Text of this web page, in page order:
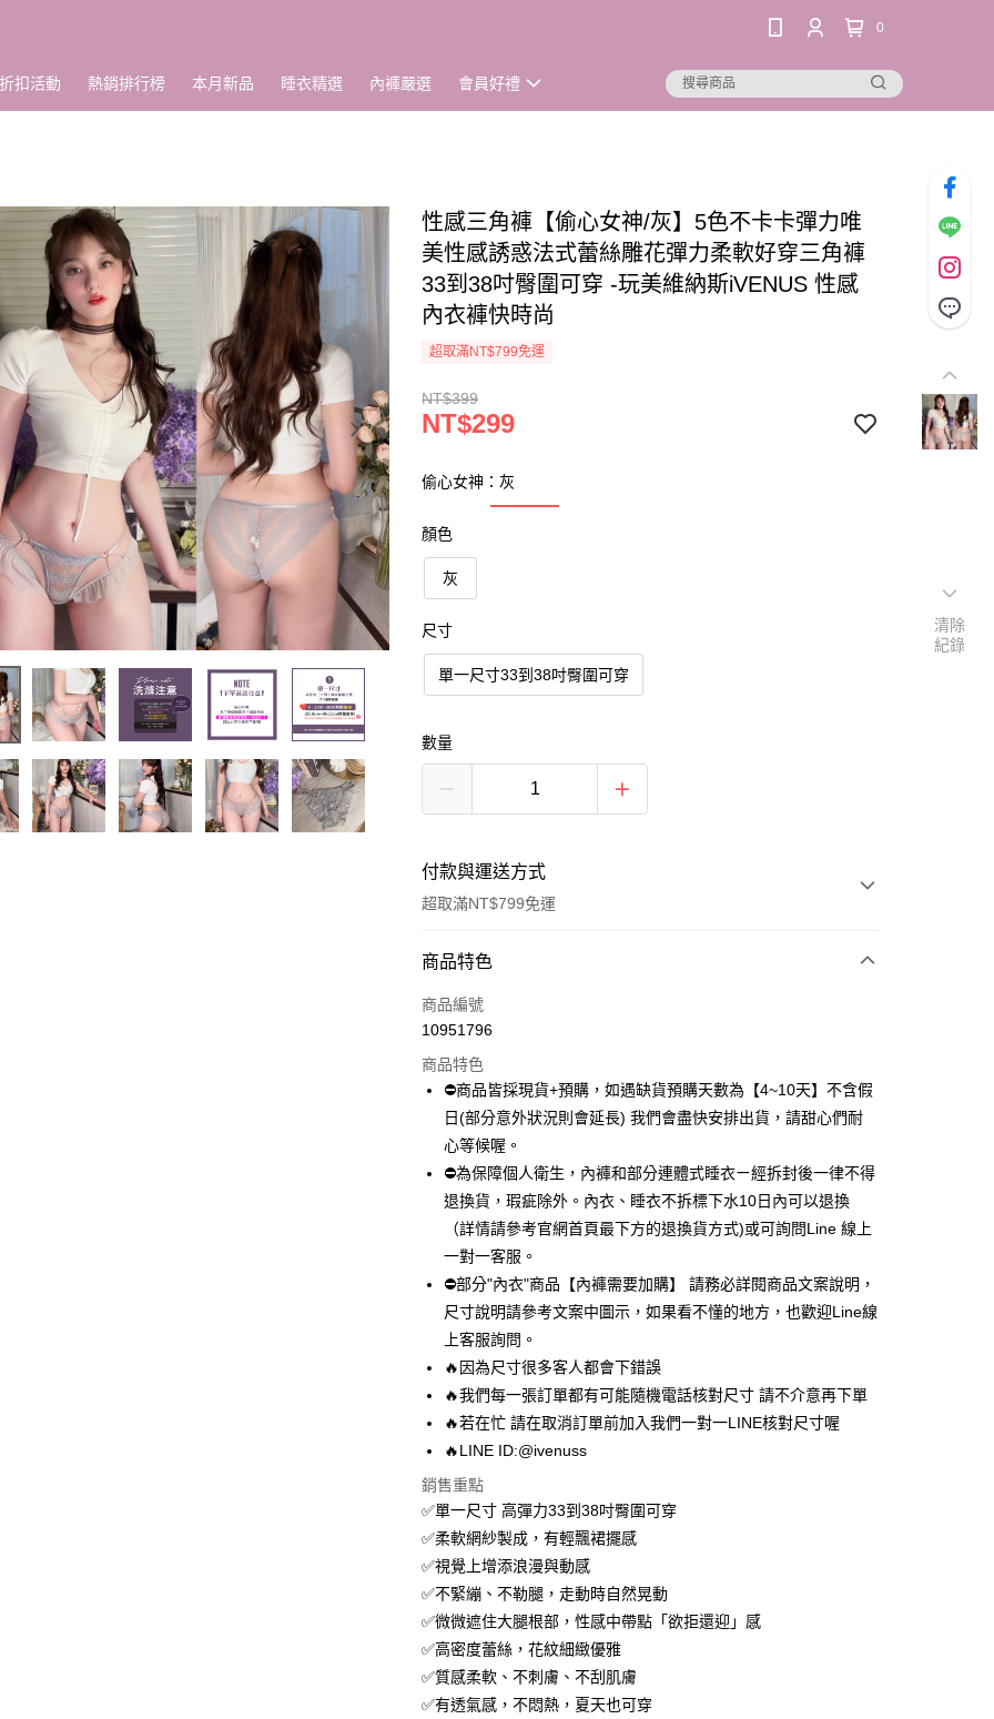
0
扣活動 熱銷排行榜 本月新品 睡衣精選 內褲嚴選 會員好禮
性感三角褲【偷心女神/灰】5色不卡卡彈力唯
美性感誘惑法式蕾絲雕花彈力柔軟好穿三角褲
33到38吋臀圍可穿 -玩美維納斯iVENUS 性感
內衣褲快時尚
超取滿NT$799免運
NT$399
NT$299
偷心女神：灰
顏色
灰
尺寸
單一尺寸33到38吋臀圍可穿
數量
付款與運送方式
超取滿NT$799免運
付款方式
信用卡一次付款
LINE Pay
Apple Pay
街口支付
悠遊付
全盈+PAY
AFTEE先享後付
相關說明
【關於「AFTEE先享後付」】
AFTEE先享後付是「在收到商品之後才付款」的支付方式。 讓您購物簡單
便利好安心！
１．簡單：不需註冊會員、不需綁卡、不需儲值。
２．便利：只要手機號碼，簡訊認證，即可結帳。
【「AFTEE先享後付」結帳流程】
１．於結帳方式選擇「AFTEE先享後付」後，將跳轉至「AFTEE先享後
付」結帳頁面，進行簡訊認證並確認金額後，即可完成結帳。
２．訂單成立數日內，您將收到繳費通知簡訊。
３．收到繳費通知簡訊後14天內，點擊此簡訊中的連結，可透過四大超商
／ATM／網路銀行／等多元方式進行付款，方視為交易完成。
※ 請注意：結帳手續完成當下不需立刻繳費，但若您需要取消訂單，請聯
絡購買商品的店家。未經商家同意取消之訂單仍視為有效，需透過AFTEE
※ 交易是否成功請以「AFTEE先享後付 」之結帳頁面顯示為準，若有關於
是否繳費成功／繳費後需取消欲退款等相關疑問，請聯繫「AFTEE先享後
付客戶支援中心」https://netprotections.freshdesk.com/support/home
ATM付款
運送方式
每筆NT$80，滿NT$799(含以上)免運費
付款後全家取貨
每筆NT$80，滿NT$799(含以上)免運費
每筆NT$80，滿NT$799(含以上)免運費
付款後萊爾富取貨
每筆NT$80，滿NT$799(含以上)免運費
商品特色
商品編號
10951796
商品特色
⛔商品皆採現貨+預購，如遇缺貨預購天數為【4~10天】不含假
日(部分意外狀況則會延長) 我們會盡快安排出貨，請甜心們耐
心等候喔。
⛔為保障個人衛生，內褲和部分連體式睡衣ㄧ經拆封後一律不得
退換貨，瑕疵除外。內衣、睡衣不拆標下水10日內可以退換
（詳情請參考官網首頁最下方的退換貨方式)或可詢問Line 線上
一對一客服。
⛔部分"內衣"商品【內褲需要加購】 請務必詳閱商品文案說明，
尺寸說明請參考文案中圖示，如果看不懂的地方，也歡迎Line線
上客服詢問。
🔥因為尺寸很多客人都會下錯誤
🔥我們每一張訂單都有可能隨機電話核對尺寸 請不介意再下單
🔥若在忙 請在取消訂單前加入我們一對一LINE核對尺寸喔
🔥LINE ID:@ivenuss
銷售重點
✅單一尺寸 高彈力33到38吋臀圍可穿
✅柔軟網紗製成，有輕飄裙擺感
✅視覺上增添浪漫與動感
✅不緊繃、不勒腿，走動時自然晃動
✅微微遮住大腿根部，性感中帶點「欲拒還迎」感
✅高密度蕾絲，花紋細緻優雅
✅質感柔軟、不刺膚、不刮肌膚
✅有透氣感，不悶熱，夏天也可穿
清除
紀錄